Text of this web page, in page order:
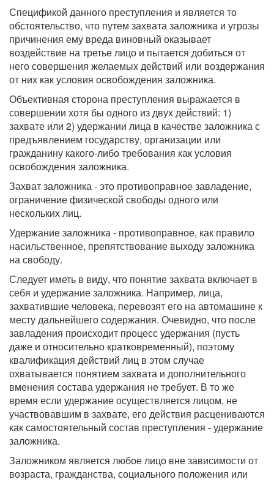
Спецификой данного преступления и является то
обстоятельство, что путем захвата заложника и угрозы
причинения ему вреда виновный оказывает
воздействие на третье лицо и пытается добиться от
него совершения желаемых действий или воздержания
от них как условия освобождения заложника.
Объективная сторона преступления выражается в
совершении хотя бы одного из двух действий: 1)
захвате или 2) удержании лица в качестве заложника с
предъявлением государству, организации или
гражданину какого-либо требования как условия
освобождения заложника.
Захват заложника - это противоправное завладение,
ограничение физической свободы одного или
нескольких лиц.
Удержание заложника - противоправное, как правило
насильственное, препятствование выходу заложника
на свободу.
Следует иметь в виду, что понятие захвата включает в
себя и удержание заложника. Например, лица,
захватившие человека, перевозят его на автомашине к
месту дальнейшего содержания. Очевидно, что после
завладения происходит процесс удержания (пусть
даже и относительно кратковременный), поэтому
квалификация действий лиц в этом случае
охватывается понятием захвата и дополнительного
вменения состава удержания не требует. В то же
время если удержание осуществляется лицом, не
участвовавшим в захвате, его действия расцениваются
как самостоятельный состав преступления - удержание
заложника.
Заложником является любое лицо вне зависимости от
возраста, гражданства, социального положения или